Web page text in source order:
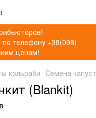
телефону +38(098)
ценам!
кольраби Семена
(Blankіt)